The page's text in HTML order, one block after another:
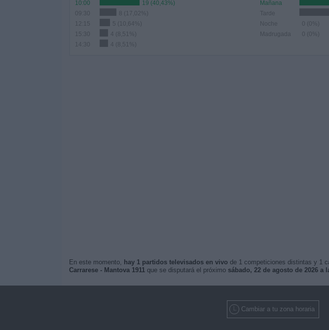
10:00
19 (40,43%)
09:30
8 (17,02%)
12:15
5 (10,64%)
15:30
4 (8,51%)
14:30
4 (8,51%)
Mañana
Tarde
Noche
0 (0%)
Madrugada
0 (0%)
En este momento, hay 1 partidos televisados en vivo de 1 competiciones distintas y 1
Carrarese - Mantova 1911que se disputará el próximo sábado, 22 de agosto de 2026 a
Cambiar a tu zona horaria